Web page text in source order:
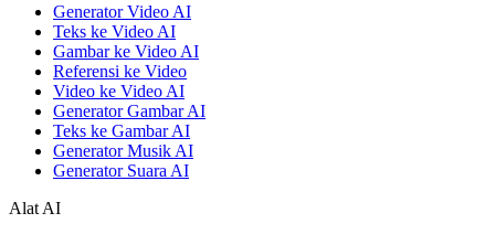
Generator Video AI
Teks ke Video AI
Gambar ke Video AI
Referensi ke Video
Video ke Video AI
Generator Gambar AI
Teks ke Gambar AI
Generator Musik AI
Generator Suara AI
Alat AI